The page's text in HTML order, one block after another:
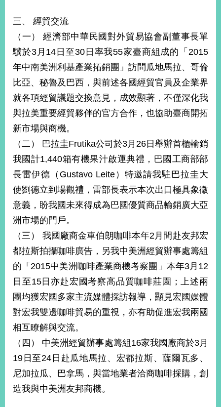
LINEInstagram
X平台
(原推特)
APP YouTube
RSS
政
府
站
資
料
開
放
宣
告
隱
私
權
保
及
資
安
全
策
無
障
礙
網
站
三、 經貿交流
（一） 經濟部中華民國對外貿易協會副董事長單
驥於3月14日至30日率我55家臺商組成的「2015
年中南美洲利基產業拓銷團」訪問瓜地馬拉、哥倫
比亞、秘魯及巴西，與前述各國經貿官員及企業界
就各項經貿議題交換意見，成效顯著，不僅深化我
與拉美重要經貿夥伴的官方合作，也協助臺商開拓
新市場與商機。
（二） 巴拉圭Frutika公司於3月26日舉辦首櫃輸銷
我國計1,440箱有機果汁啟運典禮，巴國工商部部
長雷伊德（Gustavo Leite）特邀請我駐巴拉圭大
使劉德立到場觀禮，雷部長表示本次出口極具象徵
意義，盼我國未來得成為巴國優質商品輸銷廣大亞
洲市場的門戶。
（三） 我國廠商金車伯朗咖啡本年2月間赴友邦宏
都拉斯拍攝咖啡廣告，另我中美洲經貿辦事處籌組
的「2015中美洲咖啡產業商機考察團」本年3月12
日至15日亦赴宏國考察高品質咖啡莊園；上述兩
團均獲宏國多家主流媒體採訪報導，顯見宏國媒體
對宏我雙邊咖啡貿易的重視，亦有助促進宏我兩國
相互瞭解與交流。
（四） 中美洲經貿辦事處籌組16家我國廠商於3月
19日至24日赴瓜地馬拉、宏都拉斯、薩爾瓦多、
尼加拉瓜、巴拿馬，與當地業者洽商咖啡採購，創
造我與中美洲友邦商機。